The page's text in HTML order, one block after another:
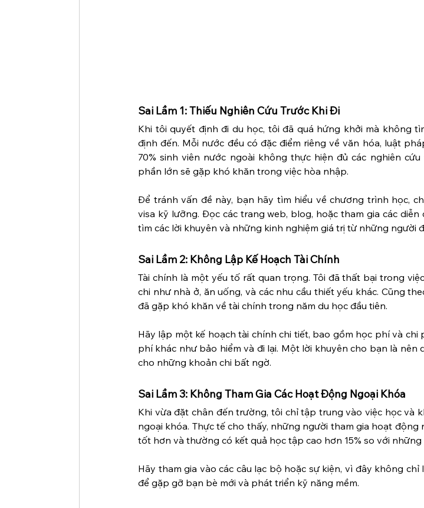
Sai Lầm 1: Thiếu Nghiên Cứu Trước Khi Đi
Khi tôi quyết định đi du học, tôi đã quá hứng khởi mà không
định đến. Mỗi nước đều có đặc điểm riêng về văn hóa, luật
70% sinh viên nước ngoài không thực hiện đủ các nghiên
phần lớn sẽ gặp khó khăn trong việc hòa nhập.
Để tránh vấn đề này, bạn hãy tìm hiểu về chương trình học,
visa kỹ lưỡng. Đọc các trang web, blog, hoặc tham gia các
tìm các lời khuyên và những kinh nghiệm giá trị từ những người
Sai Lầm 2: Không Lập Kế Hoạch Tài Chính
Tài chính là một yếu tố rất quan trọng. Tôi đã thất bại trong
chi như nhà ở, ăn uống, và các nhu cầu thiết yếu khác. Cũng
đã gặp khó khăn về tài chính trong năm du học đầu tiên.
Hãy lập một kế hoạch tài chính chi tiết, bao gồm học phí và chi
phí khác như bảo hiểm và đi lại. Một lời khuyên cho bạn là nên
cho những khoản chi bất ngờ.
Sai Lầm 3: Không Tham Gia Các Hoạt Động Ngoại Khóa
Khi vừa đặt chân đến trường, tôi chỉ tập trung vào việc học và
ngoại khóa. Thực tế cho thấy, những người tham gia hoạt
tốt hơn và thường có kết quả học tập cao hơn 15% so với
Hãy tham gia vào các câu lạc bộ hoặc sự kiện, vì đây không
để gặp gỡ bạn bè mới và phát triển kỹ năng mềm.